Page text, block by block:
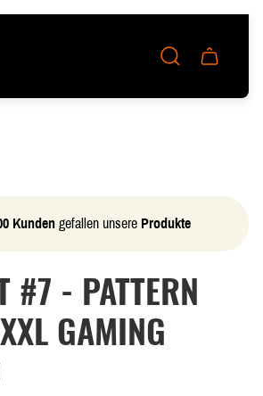
Schublade
Wagens.
Kundengefallen unsere Produkte
#7 - PATTERN
GAMING